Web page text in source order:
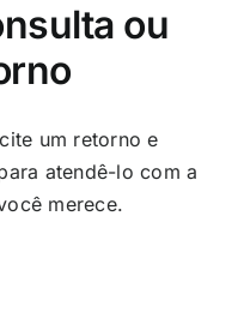
ou
um retorno e
atendê-lo com a
merece.